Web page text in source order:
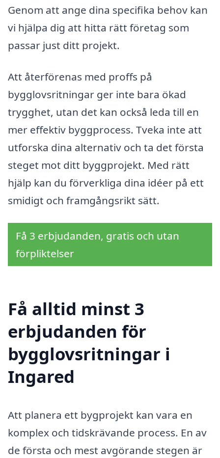
Genom att ange dina specifika behov kan
vi hjälpa dig att hitta rätt företag som
passar just ditt projekt.
Att återförenas med proffs på
bygglovsritningar ger inte bara ökad
trygghet, utan det kan också leda till en
mer effektiv byggprocess. Tveka inte att
utforska dina alternativ och ta det första
steget mot ditt byggprojekt. Med rätt
hjälp kan du förverkliga dina idéer på ett
smidigt och framgångsrikt sätt.
Få 3 erbjudanden, gratis och utan
förpliktelser
Få alltid minst 3
erbjudanden för
bygglovsritningar i
Ingared
Att planera ett bygprojekt kan vara en
komplex och tidskrävande process. En av
de första och mest avgörande stegen är